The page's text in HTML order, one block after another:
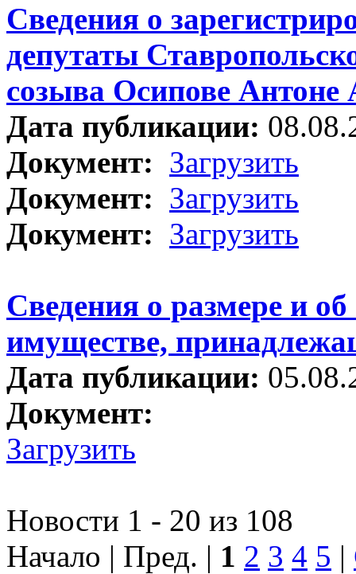
Сведения о
депутаты
созыва Осипове Антоне
Дата публикации:
Документ: Загрузить
Документ: Загрузить
Документ: Загрузить
Сведения о размере и
имуществе,
Дата публикации:
Документ:
Загрузить
Новости 1 - 20 из 108
Начало | Пред. | 1 2 3 4 5 |